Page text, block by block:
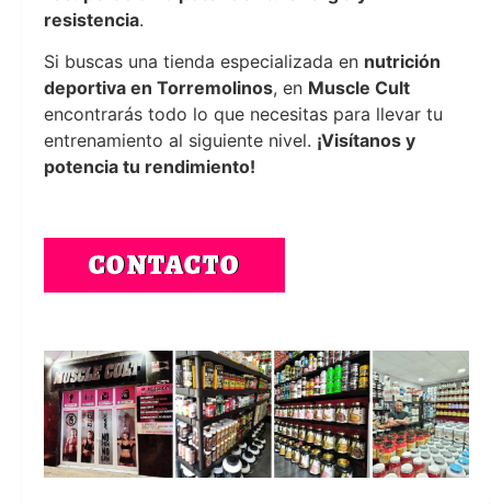
resistencia.
Si buscas una tienda especializada en nutrición
deportiva en Torremolinos, en Muscle Cult
encontrarás todo lo que necesitas para llevar tu
entrenamiento al siguiente nivel. ¡Visítanos y
potencia tu rendimiento!